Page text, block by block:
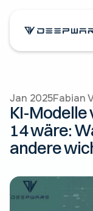
Jan 2025Fabian
KI-Modelle
14 wäre:
andere